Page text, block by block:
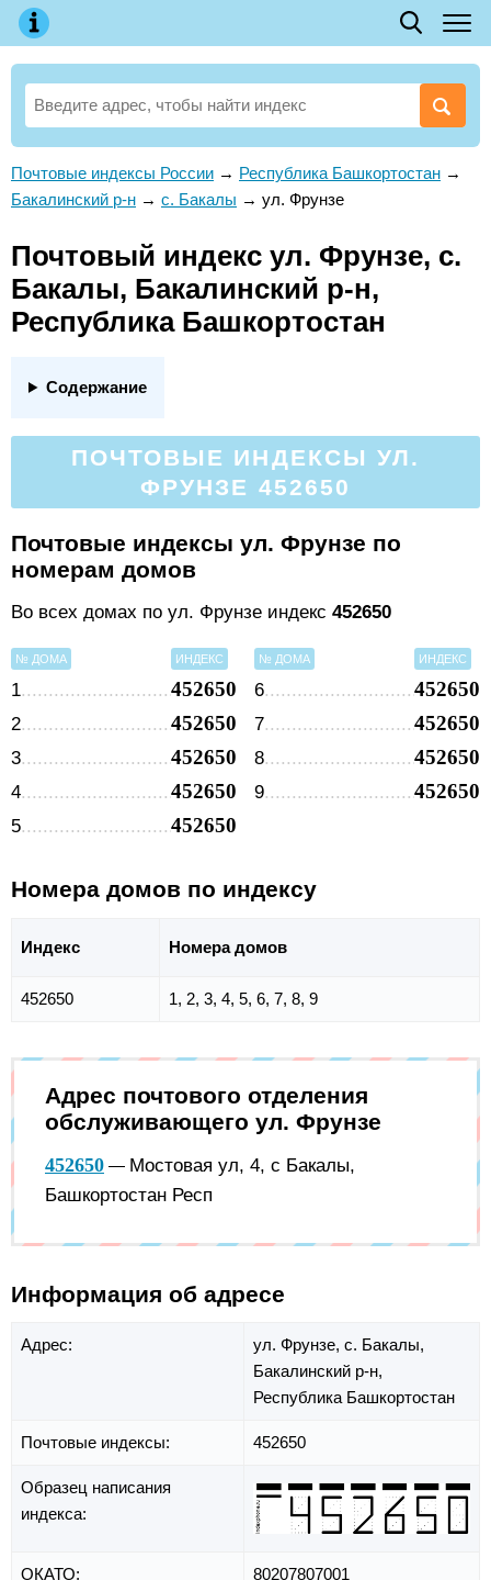
Почтовые индексы России → Республика Башкортостан →
Бакалинский р-н → с. Бакалы → ул. Фрунзе
Почтовый индекс ул. Фрунзе, с.
Бакалы, Бакалинский р-н,
Республика Башкортостан
Содержание
ПОЧТОВЫЕ ИНДЕКСЫ УЛ.
ФРУНЗЕ 452650
Почтовые индексы ул. Фрунзе по
номерам домов
Во всех домах по ул. Фрунзе индекс 452650
№ ДОМА ИНДЕКС
1 452650
2 452650
3 452650
4 452650
5 452650
№ ДОМА ИНДЕКС
6 452650
7 452650
8 452650
9 452650
Номера домов по индексу
Индекс Номера домов
452650 1, 2, 3, 4, 5, 6, 7, 8, 9
Адрес почтового отделения
обслуживающего ул. Фрунзе
452650 — Мостовая ул, 4, с Бакалы,
Башкортостан Респ
Информация об адресе
Адрес: ул. Фрунзе, с. Бакалы,
Бакалинский р-н,
Республика Башкортостан
Почтовые индексы: 452650
Образец написания
индекса:
ОКАТО: 80207807001